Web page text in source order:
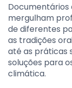
Documentários
mergulham
de diferentes
as tradições
até as práticas
soluções para
climática.